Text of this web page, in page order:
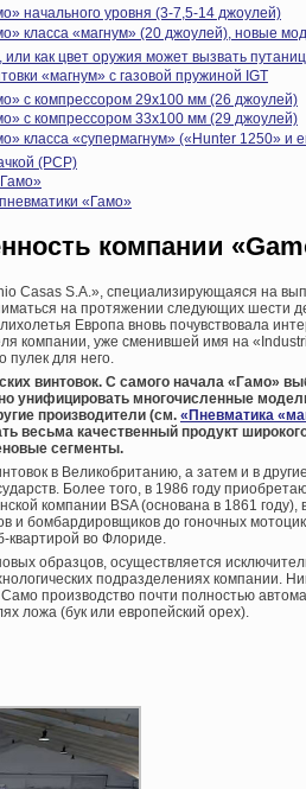
начального уровня (3-7,5-14 джоулей)
класса «магнум» (20 джоулей), новые
или как цвет оружия может вызвать
«магнум» с газовой пружиной IGT
с компрессором 29х100 мм (26 джоулей)
с компрессором 33х100 мм (29 джоулей)
класса «супермагнум» («Hunter 1250» и
(PCP)
«Гамо»
компании «
Casas S.A.», специализирующаяся на
на протяжении следующих шести
Европа вновь почувствовала
компании, уже сменившей имя на
пулек для него.
винтовок. С самого начала «Гамо»
унифицировать многочисленные
производители (см. «Пневматика
весьма качественный продукт
сегменты.
в Великобританию, а затем и в
Более того, в 1986 году
компании BSA (основана в 1861 году),
и бомбардировщиков до гоночных
квартирой во Флориде.
образцов, осуществляется
подразделениях компании.
производство почти полностью
ложа (бук или европейский орех).